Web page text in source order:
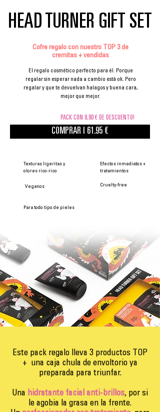
HEAD TURNER GIFT SET
Cofre regalo con nuestro TOP 3 de
cremitas + vendidas
El regalo cosmético perfecto para él. Porque
regalar sin esperar nada a cambio está ok. Pero
regalar y que te devuelvan halagos y buena cara,
mejor que mejor.
Texturas ligeritas y
olores rico-rico
Efectos inmediatos +
tratamientos
Veganos Cruelty-free
PACK CON 8.90 € DE DESCUENTO!
COMPRAR | 61.95 €
Para todo tipo de pieles
Este pack regalo lleva 3 productos TOP
+ una caja chula de envoltorio ya
preparada para triunfar.
Una hidratante facial anti-brillos, por si
le agobia la grasa en la frente.